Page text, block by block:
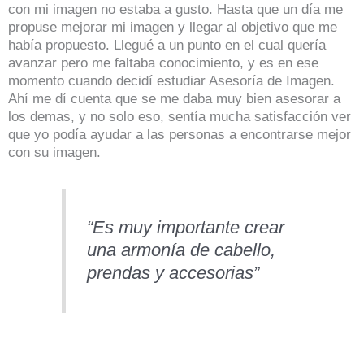
con mi imagen no estaba a gusto. Hasta que un día me
propuse mejorar mi imagen y llegar al objetivo que me
había propuesto. Llegué a un punto en el cual quería
avanzar pero me faltaba conocimiento, y es en ese
momento cuando decidí estudiar Asesoría de Imagen.
Ahí me dí cuenta que se me daba muy bien asesorar a
los demas, y no solo eso, sentía mucha satisfacción ver
que yo podía ayudar a las personas a encontrarse mejor
con su imagen.
“Es muy importante crear
una armonía de cabello,
prendas y accesorias”